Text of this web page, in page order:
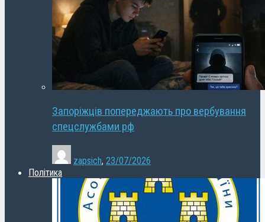
Запоріжців попереджають про вербування
спецслужбами рф
zapsich, 23/07/2026
Політика